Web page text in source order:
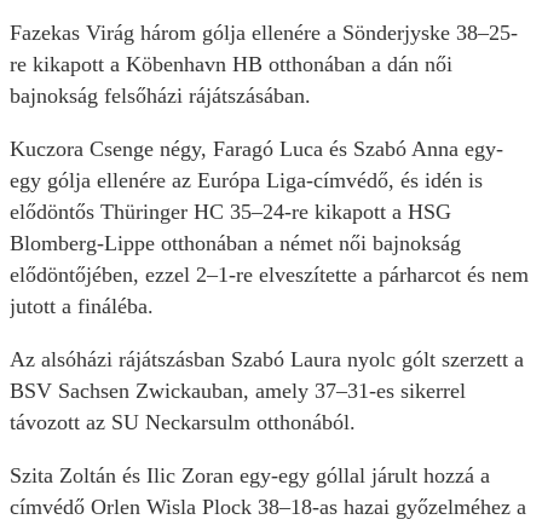
Fazekas Virág három gólja ellenére a Sönderjyske 38–25-
re kikapott a Köbenhavn HB otthonában a dán női
bajnokság felsőházi rájátszásában.
Kuczora Csenge négy, Faragó Luca és Szabó Anna egy-
egy gólja ellenére az Európa Liga-címvédő, és idén is
elődöntős Thüringer HC 35–24-re kikapott a HSG
Blomberg-Lippe otthonában a német női bajnokság
elődöntőjében, ezzel 2–1-re elveszítette a párharcot és nem
jutott a fináléba.
Az alsóházi rájátszásban Szabó Laura nyolc gólt szerzett a
BSV Sachsen Zwickauban, amely 37–31-es sikerrel
távozott az SU Neckarsulm otthonából.
Szita Zoltán és Ilic Zoran egy-egy góllal járult hozzá a
címvédő Orlen Wisla Plock 38–18-as hazai győzelméhez a